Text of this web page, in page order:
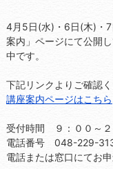
4月5日(水)・6日(木)・
案内」ページにて公開
中です。
下記リンクよりご確認く
講座案内ページはこちら
受付時間 ９：００～２
電話番号 048-229-
電話または窓口にてお